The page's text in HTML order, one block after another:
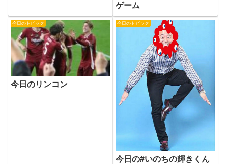
ゲーム
今日のトピック
今日のリンコン
今日のトピック
今日の#いのちの輝きくん